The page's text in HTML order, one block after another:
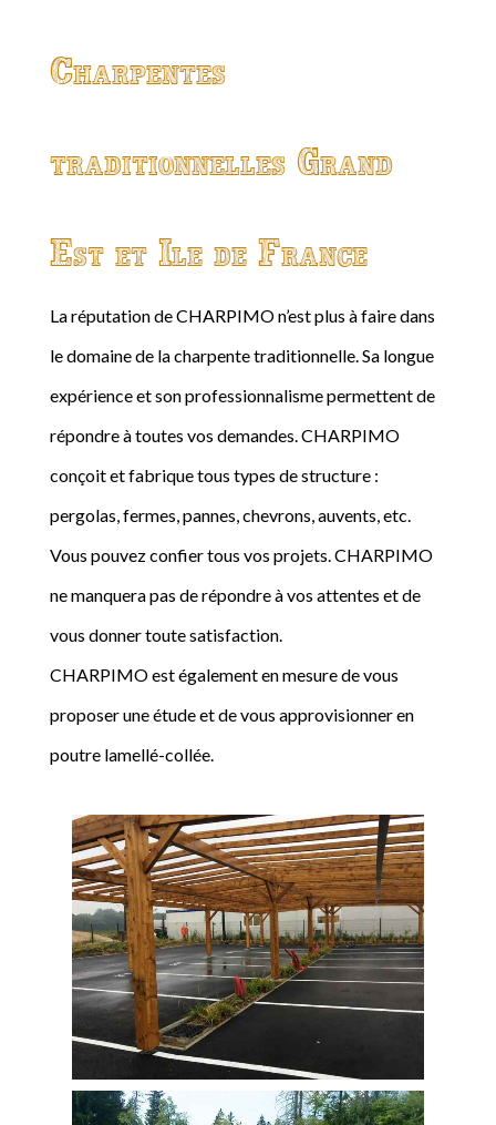
Charpentes
traditionnelles Grand
Est et Ile de France
La réputation de CHARPIMO n’est plus à faire dans
le domaine de la charpente traditionnelle. Sa longue
expérience et son professionnalisme permettent de
répondre à toutes vos demandes. CHARPIMO
conçoit et fabrique tous types de structure :
pergolas, fermes, pannes, chevrons, auvents, etc.
Vous pouvez confier tous vos projets. CHARPIMO
ne manquera pas de répondre à vos attentes et de
vous donner toute satisfaction.
CHARPIMO est également en mesure de vous
proposer une étude et de vous approvisionner en
poutre lamellé-collée.